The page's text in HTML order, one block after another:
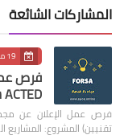
المشاركات الشائعة
19 مايو 2022
فرص
ACTED شمال سوريا
فرص عمل الإعلان عن
تقنيين) المشروع: